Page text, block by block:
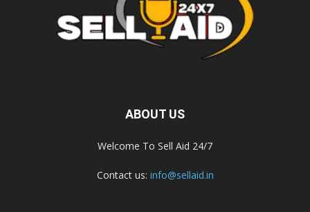
ABOUT US
Welcome To Sell Aid 24/7
Contact us: info@sellaid.in